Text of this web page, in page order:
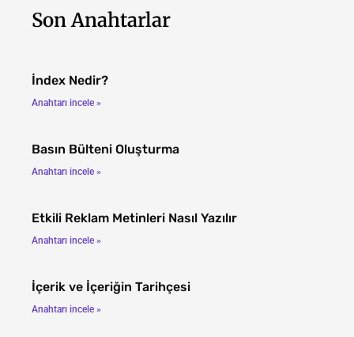
Son Anahtarlar
İndex Nedir?
Anahtarı incele »
Basın Bülteni Oluşturma
Anahtarı incele »
Etkili Reklam Metinleri Nasıl Yazılır
Anahtarı incele »
İçerik ve İçeriğin Tarihçesi
Anahtarı incele »